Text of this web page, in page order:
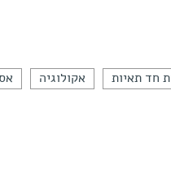
חד תאיות אקולוגיה